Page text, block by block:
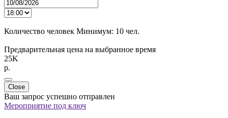
Количество человек Минимум: 10 чел.
Предварительная цена на выбранное время
25K
p.
Close
Ваш запрос успешно отправлен
Мероприятие под ключ